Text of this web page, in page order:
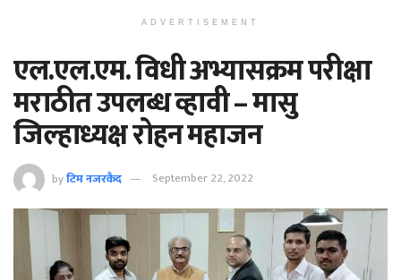
ADVERTISEMENT
एल.एल.एम. विधी अभ्यासक्रम परीक्षा
मराठीत उपलब्ध व्हावी – मासु
जिल्हाध्यक्ष रोहन महाजन
byटिम नजरकैद September 22, 2022